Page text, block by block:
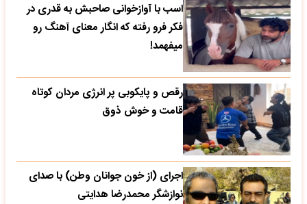
اسب با آوازخوانی صاحبش به قدری در
فکر فرو رفته که انگار معنای آهنگ رو
میفهمد!
رقص و پایکوبی پر انرژی مردان کوتاه
قامت و خوش ذوق
اجرای (از خون جوانان وطن) با صدای
نوازشگر محمدرضا هدایتی